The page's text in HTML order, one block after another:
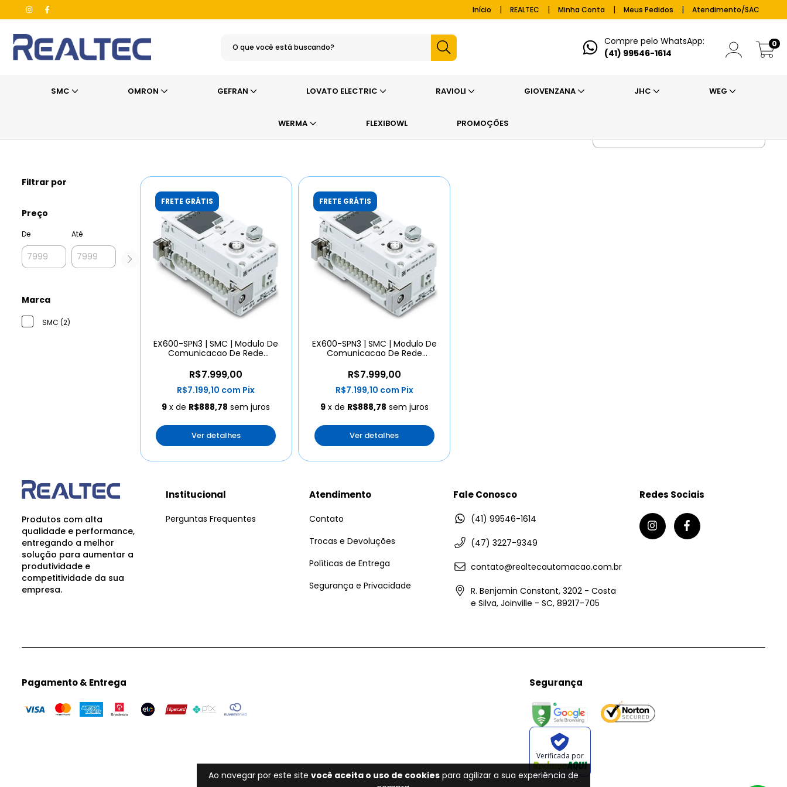
Início | REALTEC | Minha Conta | Meus Pedidos | Atendimento/SAC
Compre pelo WhatsApp:
(41) 99546-1614
0
SMC OMRON GEFRAN LOVATO ELECTRIC RAVIOLI GIOVENZANA JHC WEG
WERMA FLEXIBOWL PROMOÇÔES
Ao navegar por este site você aceita o uso de cookies para agilizar a sua experiência de
Filtrar por
Marca
SMC (2)
Preço
De Até
FRETE GRÁTIS
EX600-SPN3 | SMC | Modulo De
Comunicacao De Rede
R$7.999,00
R$7.199,10 com Pix
9 x de R$888,78 sem juros
Ver detalhes
FRETE GRÁTIS
EX600-SPN3 | SMC | Modulo De
Comunicacao De Rede
R$7.999,00
R$7.199,10 com Pix
9 x de R$888,78 sem juros
Ver detalhes
Produtos com alta
qualidade e performance,
entregando a melhor
solução para aumentar a
produtividade e
competitividade da sua
empresa.
Institucional
Perguntas Frequentes
Atendimento
Contato
Trocas e Devoluções
Políticas de Entrega
Segurança e Privacidade
Fale Conosco
(41) 99546-1614
(47) 3227-9349
contato@realtecautomacao.com.br
R. Benjamin Constant, 3202 - Costa
e Silva, Joinville - SC, 89217-705
Redes Sociais
Pagamento & Entrega Segurança
Verificada por